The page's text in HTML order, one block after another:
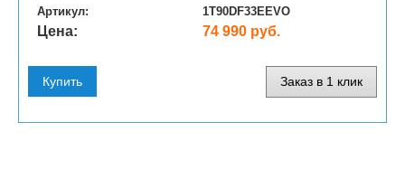
Артикул: 1T90DF33EEVO
Цена: 74 990 руб.
Купить Заказ в 1 клик